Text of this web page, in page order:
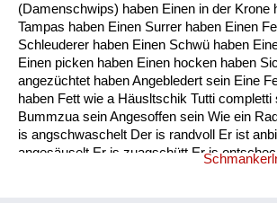
Schmankerln
Kulinarisches
(Damenschwips) haben Einen in der Krone
Tampas haben Einen Surrer haben Einen
Schleuderer haben Einen Schwü haben
Einen picken haben Einen hocken haben
angezüchtet haben Angebledert sein Eine
haben Fett wie a Häusltschik Tutti
Bummzua sein Angesoffen sein Wie ein
is angschwaschelt Der is randvoll Er ist
angesäuselt Er is zuagschütt Er is
schon gaunz steif Der is steif (steifer Blick)
Radierer Blunzenfett sein Angefüllt sein